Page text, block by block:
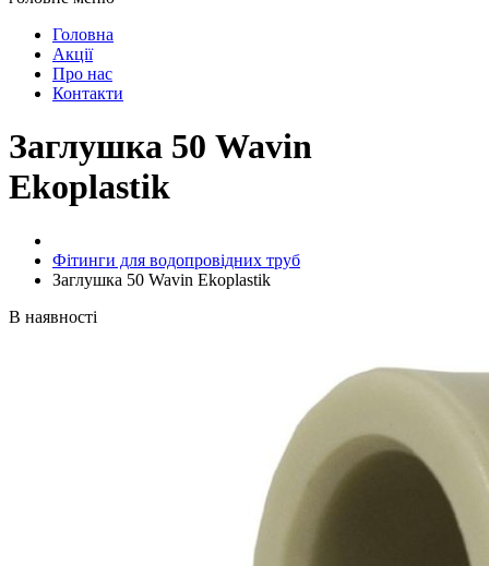
Головна
Акції
Про нас
Контакти
Заглушка 50 Wavin
Ekoplastik
Фітинги для водопровідних труб
Заглушка 50 Wavin Ekoplastik
В наявності